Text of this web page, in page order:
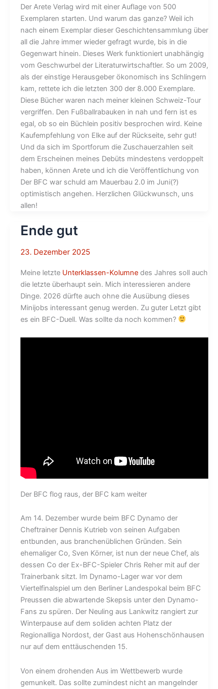
Der Arete Verlag wird mit einer Auflage von 500
Exemplaren starten. Und warum das ganze? Weil ich
nach einem Exemplar dieser Geschichtensammlung über
all die Jahre immer wieder gefragt wurde, bis in die
Gegenwart hinein. Dieses Werk funktioniert unabhängig
vom Geschwurbel der Literaturwirtschaftler. So um 2009,
als der einstige Herausgeber ökonomisch ins Schlingern
kam, rettete ich die letzten 300 der 8.000 Exemplare.
Diese Bücher waren nach meiner kleinen Schweiz-Tour
vergriffen. Den Fußballrabauken in nah und fern ist es
egal, ob so ein Büchlein positiv besprochen wird. Keine
Kaufempfehlung von Elke auf der Rückseite, sehr gut!
Und da sich im Sportforum die Zuschauerzahlen seit
dem Erscheinen meines Debüts mindestens verdoppelt
haben, können Arete und ich die Veröffentlichung von
Der BFC war schuld am Mauerbau 2.0 im Juni(?)
optimistisch angehen. Herzlichen Glückwunsch, uns
allen!
Ende gut
23. Dezember 2025
Meine letzte Unterklassen-Kolumnedes Jahres soll auch
die letzte überhaupt sein. Mich interessieren andere
Dinge. 2026 dürfte auch ohne die Ausübung dieses
Minijobs interessant genug werden. Zu guter Letzt gibt
es ein BFC-Duell. Was sollte da noch kommen?
Der BFC flog raus, der BFC kam weiter
Am 14. Dezember wurde beim BFC Dynamo der
Cheftrainer Dennis Kutrieb von seinen Aufgaben
entbunden, aus branchenüblichen Gründen. Sein
ehemaliger Co, Sven Körner, ist nun der neue Chef, als
dessen Co der Ex-BFC-Spieler Chris Reher mit auf der
Trainerbank sitzt. Im Dynamo-Lager war vor dem
Viertelfinalspiel um den Berliner Landespokal beim BFC
Preussen die abwartende Skepsis unter den Dynamo-
Fans zu spüren. Der Neuling aus Lankwitz rangiert zur
Winterpause auf dem soliden achten Platz der
Regionalliga Nordost, der Gast aus Hohenschönhausen
nur auf dem enttäuschenden 15.
Von einem drohenden Aus im Wettbewerb wurde
gemunkelt. Das sollte zumindest nicht an mangelnder